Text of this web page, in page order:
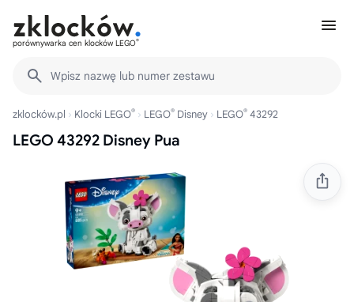
porównywarka cen klocków LEGO®
Wpisz nazwę lub numer zestawu
zklocków.pl Klocki LEGO® LEGO® Disney LEGO® 43292
LEGO 43292 Disney Pua